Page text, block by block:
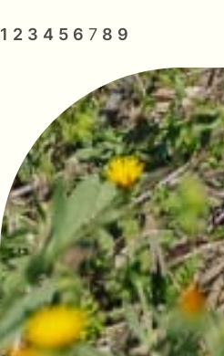
1 2 3 4 5 6 7 8 9